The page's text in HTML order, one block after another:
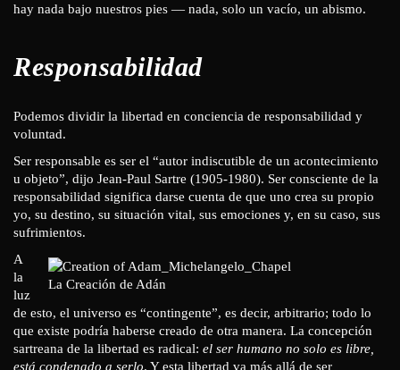
hay nada bajo nuestros pies — nada, solo un vacío, un abismo.
Responsabilidad
Podemos dividir la libertad en conciencia de responsabilidad y
voluntad.
Ser responsable es ser el “autor indiscutible de un acontecimiento
u objeto”, dijo Jean-Paul Sartre (1905-1980). Ser consciente de la
responsabilidad significa darse cuenta de que uno crea su propio
yo, su destino, su situación vital, sus emociones y, en su caso, sus
sufrimientos.
La Creación de Adán
A
la
luz
de esto, el universo es “contingente”, es decir, arbitrario; todo lo
que existe podría haberse creado de otra manera. La concepción
sartreana de la libertad es radical: el ser humano no solo es libre,
está condenado a serlo. Y esta libertad va más allá de ser